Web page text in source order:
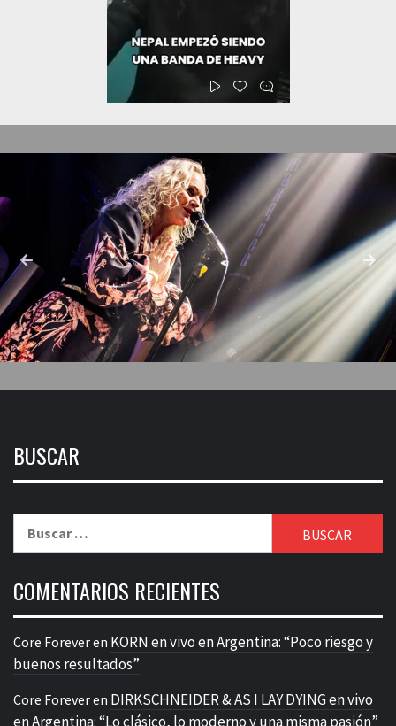
BUSCAR
COMENTARIOS RECIENTES
Core Foreveren KORN en vivo en Argentina: “Poco riesgo y
buenos resultados”
Core Foreveren DIRKSCHNEIDER & AS I LAY DYING en vivo
en Argentina: “Lo clásico, lo moderno y una misma pasión”